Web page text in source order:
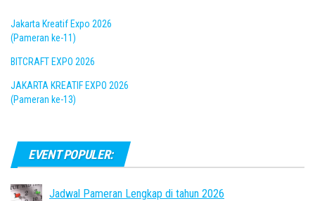
Jakarta Kreatif Expo 2026
(Pameran ke-11)
BITCRAFT EXPO 2026
JAKARTA KREATIF EXPO 2026
(Pameran ke-13)
EVENT POPULER:
Jadwal Pameran Lengkap di tahun 2026